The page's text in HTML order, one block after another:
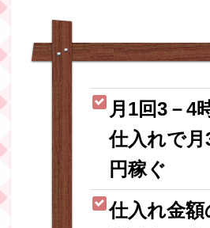
月1回3－4
仕入れで月
円稼ぐ
仕入れ金額